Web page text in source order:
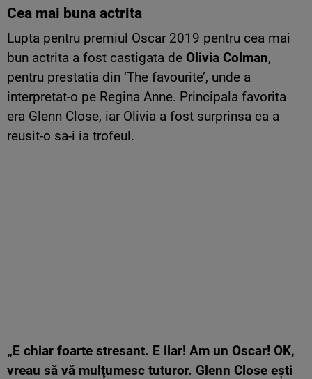
Cea mai buna actrita
Lupta pentru premiul Oscar 2019 pentru cea mai
bun actrita a fost castigata de Olivia Colman,
pentru prestatia din ‘The favourite’, unde a
interpretat-o pe Regina Anne. Principala favorita
era Glenn Close, iar Olivia a fost surprinsa ca a
reusit-o sa-i ia trofeul.
„E chiar foarte stresant. E ilar! Am un Oscar! OK,
vreau să vă mulţumesc tuturor. Glenn Close eşti